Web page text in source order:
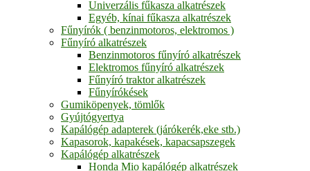
Univerzális fűkasza alkatrészek
Egyéb, kínai fűkasza alkatrészek
Fűnyírók ( benzinmotoros, elektromos )
Fűnyíró alkatrészek
Benzinmotoros fűnyíró alkatrészek
Elektromos fűnyíró alkatrészek
Fűnyíró traktor alkatrészek
Fűnyírókések
Gumiköpenyek, tömlők
Gyújtógyertya
Kapálógép adapterek (járókerék,eke stb.)
Kapasorok, kapakések, kapacsapszegek
Kapálógép alkatrészek
Honda Mio kapálógép alkatrészek